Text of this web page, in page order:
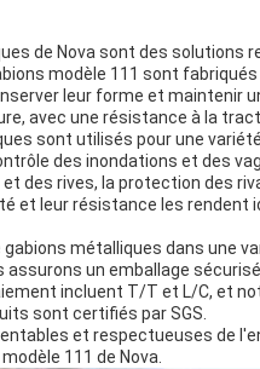
de Nova sont des
modèle 111 sont
leur forme et maintenir
avec une résistance à la
sont utilisés pour une
des inondations et des
des rives, la protection des
et leur résistance les rendent
gabions métalliques dans une
assurons un emballage
incluent T/T et L/C, et
sont certifiés par SGS.
et respectueuses de
111 de Nova.